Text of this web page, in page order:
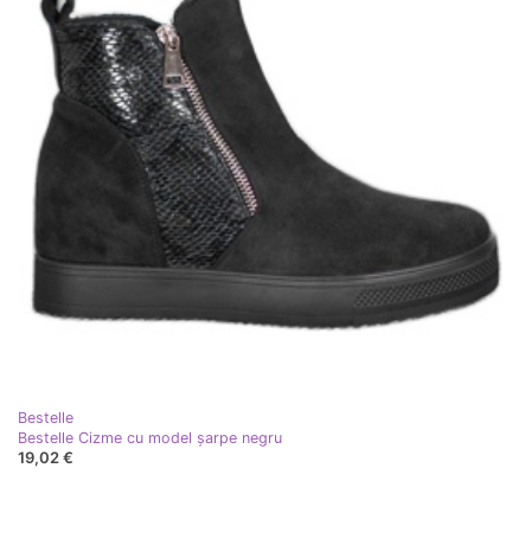
Bestelle
Bestelle Cizme cu model șarpe negru
19,02 €